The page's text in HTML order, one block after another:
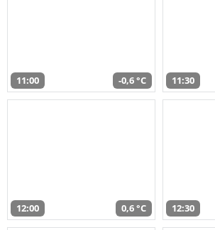
11:00 -0,6 °C 11:30
12:00 0,6 °C 12:30